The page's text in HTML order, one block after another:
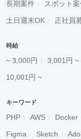
長期案件 スポット案
土日週末OK 正社員
時給
~ 3,000円 3,001円 ~
10,001円 ~
キーワード
PHP AWS Docker
Figma Sketch